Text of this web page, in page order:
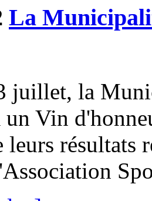
La
juillet, la
un Vin
leurs résultats